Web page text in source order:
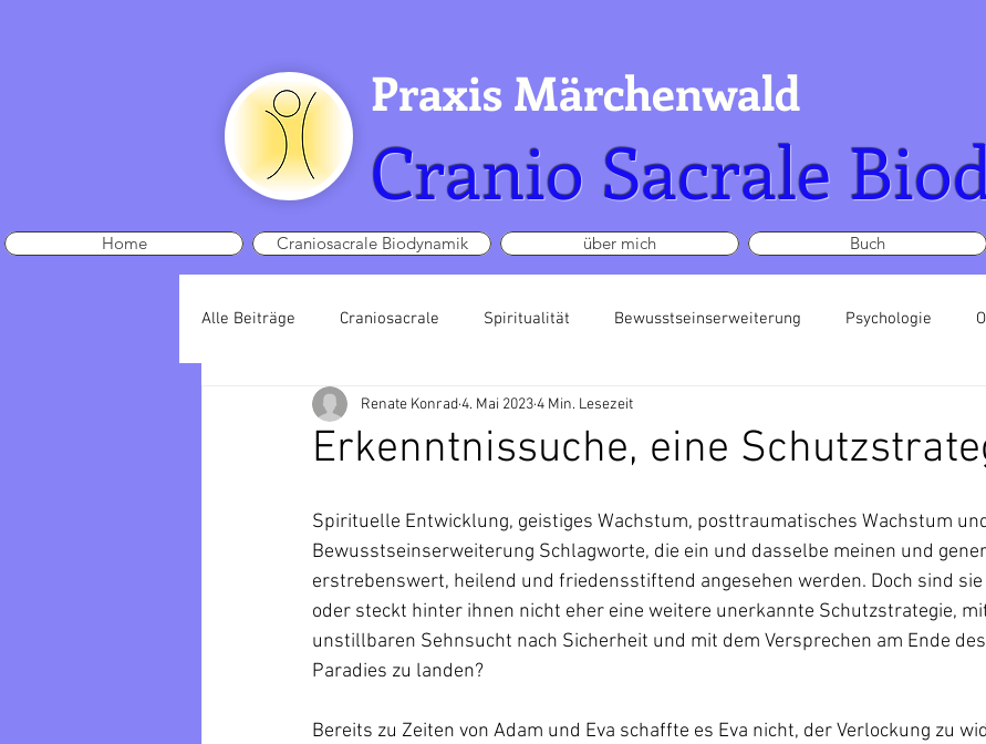
Praxis Märchenwald
Cranio Sacrale
Home Craniosacrale Biodynamik über mich Buch
Alle Beiträge Craniosacrale Spiritualität Bewusstseinserweiterung Psychologie
Erkenntnissuche, eine
Renate Konrad4. Mai 20234 Min. Lesezeit
Spirituelle Entwicklung, geistiges Wachstum, posttraumatisches Wachstum
Bewusstseinserweiterung Schlagworte, die ein und dasselbe meinen und
erstrebenswert, heilend und friedensstiftend angesehen werden. Doch sind
oder steckt hinter ihnen nicht eher eine weitere unerkannte Schutzstrategie,
unstillbaren Sehnsucht nach Sicherheit und mit dem Versprechen am Ende
Paradies zu landen?
Bereits zu Zeiten von Adam und Eva schaffte es Eva nicht, der Verlockung zu